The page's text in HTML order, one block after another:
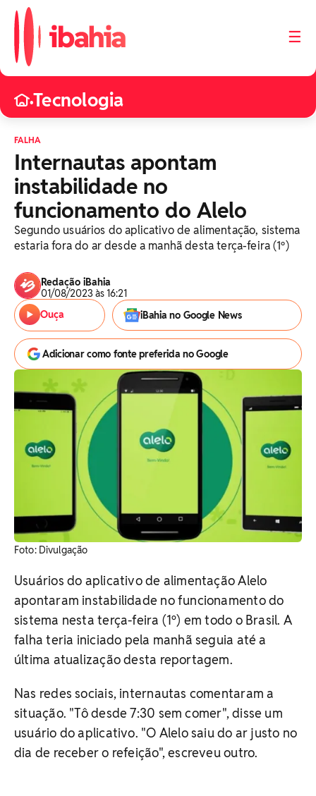
☰
•Tecnologia
FALHA
Internautas apontam
instabilidade no
funcionamento do Alelo
Segundo usuários do aplicativo de alimentação, sistema
estaria fora do ar desde a manhã desta terça-feira (1º)
Redação iBahia
01/08/2023 às 16:21
Ouça
iBahia no Google News
Adicionar como fonte preferida no Google
Foto: Divulgação
Usuários do aplicativo de alimentação Alelo
apontaram instabilidade no funcionamento do
sistema nesta terça-feira (1º) em todo o Brasil. A
falha teria iniciado pela manhã seguia até a
última atualização desta reportagem.
Nas redes sociais, internautas comentaram a
situação. "Tô desde 7:30 sem comer", disse um
usuário do aplicativo. "O Alelo saiu do ar justo no
dia de receber o refeição", escreveu outro.